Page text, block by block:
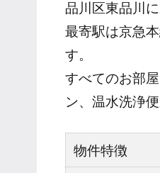
品川区東品川
最寄駅は京急
す。
すべてのお部
ン、温水洗浄
物件特徴